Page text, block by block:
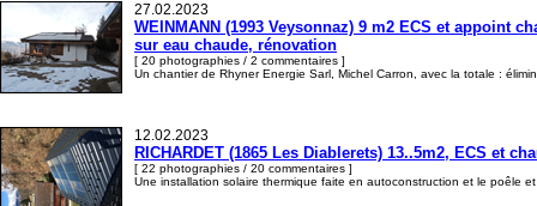
27.02.2023
WEINMANN (1993 Veysonnaz) 9 m2 ECS et appoint
sur eau chaude, rénovation
[ 20 photographies / 2 commentaires ]
Un chantier de Rhyner Energie Sarl, Michel Carron, avec la totale :
12.02.2023
RICHARDET (1865 Les Diablerets) 13..5m2, ECS et
[ 22 photographies / 20 commentaires ]
Une installation solaire thermique faite en autoconstruction et le poêle